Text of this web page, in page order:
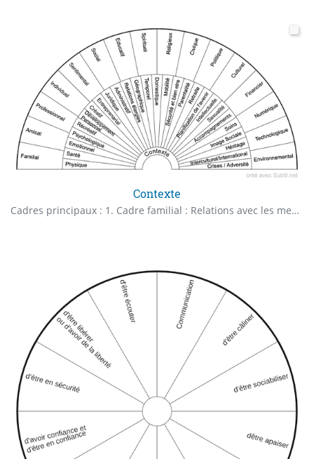
Contexte
Cadres principaux : 1. Cadre familial : Relations avec les membres de la famille (parents, enfants, conjoints, etc.). 2. Cadre amical : Relations avec les amis proches et le cercle social. 3. Cadre professionnel : Environnement de travail, carrières, et relations professionnelles. 4. Cadre personnel et individuel : Relation avec soi-même, développement personnel, bien-être. 5. Cadre sentimental ou conjugal : Vie amoureuse et relations de couple. Cadres secondaires : 1. Cadre social : Interaction avec la communauté, voisins, réseaux sociaux. 2. Cadre éducatif : Études, formation continue, apprentissage. 3. Cadre spirituel ou religieux : Pratiques spirituelles ou religieuses, croyances. 4. Cadre civique ou politique : Engagement politique ou social, participation citoyenne. 5. Cadre culturel : Participation aux activités artistiques, culturelles et de loisirs. 6. Cadre financier : Gestion des finances, investissements, sécurité matérielle. 7. Cadre numérique et technologique : Interaction avec la technologie, réseaux sociaux, monde virtuel. 8. Cadre environnemental : Relation avec la nature, écologie, durabilité. Cadres supplémentaires : 1. Cadre physique et de santé : Condition physique, soins de santé, bien-être corporel. 2. Cadre émotionnel et psychologique : Santé mentale, gestion des émotions, thérapies. 3. Cadre récréatif et de loisirs : Activités de détente, sports, hobbies. 4. Cadre de développement personnel et créatif : Apprentissage, créativité, expression personnelle. 5. Cadre entrepreneurial ou d’indépendance professionnelle : Lancement de projets, freelancing. 6. Cadre juridique et administratif : Gestion des aspects légaux et administratifs de la vie. 7. Cadre des relations élargies : Réseautage, associations, mentors. 8. Cadre géographique : Lieu de vie, mobilité géographique. 9. Cadre temporel : Gestion du temps, équilibre vie professionnelle et personnelle. Autres cadres : 1. Cadre environnemental immédiat (domestique) : Aménagement et entretien de l’espace personnel. 2. Cadre de la mobilité et des transports : Déplacements quotidiens, modes de transport. 3. Cadre de la sécurité et du bien-être physique : Sécurité domestique et personnelle. 4. Cadre de la parentalité : Rôle de parent, éducation des enfants. 5. Cadre de la retraite ou de la planification de l’avenir : Préparation à la retraite, planification à long terme. 6. Cadre des loisirs intellectuels et de la curiosité : Lecture, clubs intellectuels, apprentissage. 7. Cadre de la sexualité : Vie sexuelle, intimité dans la relation. 8. Cadre de l’accompagnement et des soins (caregiving) : Prendre soin de proches malades ou âgés. 9. Cadre de l’influence et de l’image sociale : Réputation, image sociale, réseaux sociaux. 10. Cadre de l’héritage et de la transmission : Préparation de l’héritage, transmission des biens et des valeurs. 11. Cadre interculturel ou international : Interaction avec des cultures étrangères, expatriation. 12. Cadre de la crise ou de l’adversité : Gestion des crises personnelles ou collectives.